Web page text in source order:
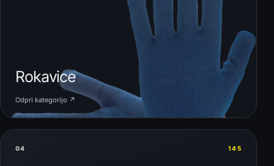
Rokavice
Odpri kategorijo ↗
04 145